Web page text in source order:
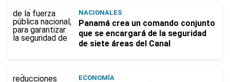
NACIONALES
Panamá crea un comando conjunto
que se encargará de la seguridad
de siete áreas del Canal
ECONOMÍA